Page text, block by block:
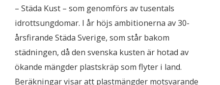
– Städa Kust – som genomförs av tusentals
idrottsungdomar. I år höjs ambitionerna av 30-
årsfirande Städa Sverige, som står bakom
städningen, då den svenska kusten är hotad av
ökande mängder plastskräp som flyter i land.
Beräkningar visar att plastmängder motsvarande